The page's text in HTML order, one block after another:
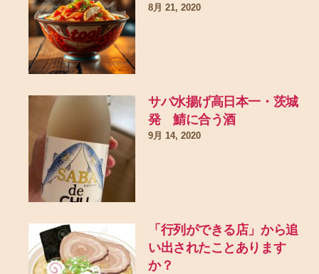
8月 21, 2020
サバ水揚げ高日本一・茨城
発 鯖に合う酒
9月 14, 2020
「行列ができる店」から追
い出されたことあります
か？